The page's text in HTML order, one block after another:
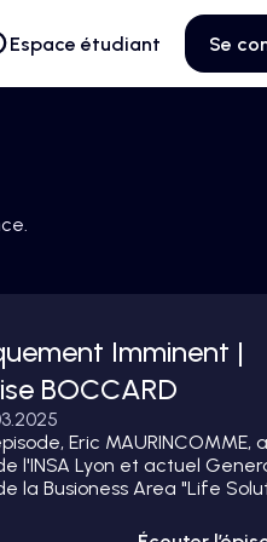
Espace étudiant Se
Imminent |
BOCCARD
Eric MAURINCOMME,
l'INSA Lyon et actuel
la Busioness Area "Life
familiale lyonnaise, qui